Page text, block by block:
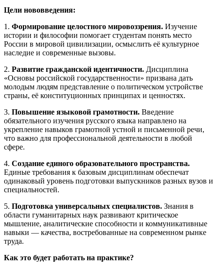
Цели нововведения:
1. Формирование целостного мировоззрения. Изучение
истории и философии помогает студентам понять место
России в мировой цивилизации, осмыслить её культурное
наследие и современные вызовы.
2. Развитие гражданской идентичности. Дисциплина
«Основы российской государственности» призвана дать
молодым людям представление о политическом устройстве
страны, её конституционных принципах и ценностях.
3. Повышение языковой грамотности. Введение
обязательного изучения русского языка направлено на
укрепление навыков грамотной устной и письменной речи,
что важно для профессиональной деятельности в любой
сфере.
4. Создание единого образовательного пространства.
Единые требования к базовым дисциплинам обеспечат
одинаковый уровень подготовки выпускников разных вузов и
специальностей.
5. Подготовка универсальных специалистов. Знания в
области гуманитарных наук развивают критическое
мышление, аналитические способности и коммуникативные
навыки — качества, востребованные на современном рынке
труда.
Как это будет работать на практике?